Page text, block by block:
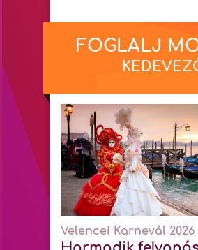
FOGLALJ
Velencei Karnevál 2026